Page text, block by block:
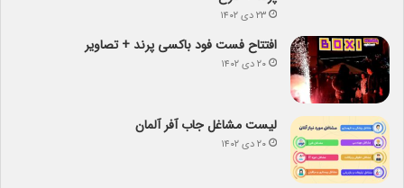
۲۳ دی ۱۴۰۲
افتتاح فست فود باکسی پرند + تصاویر
۲۰ دی ۱۴۰۲
لیست مشاغل جاب آفر آلمان
۲۰ دی ۱۴۰۲